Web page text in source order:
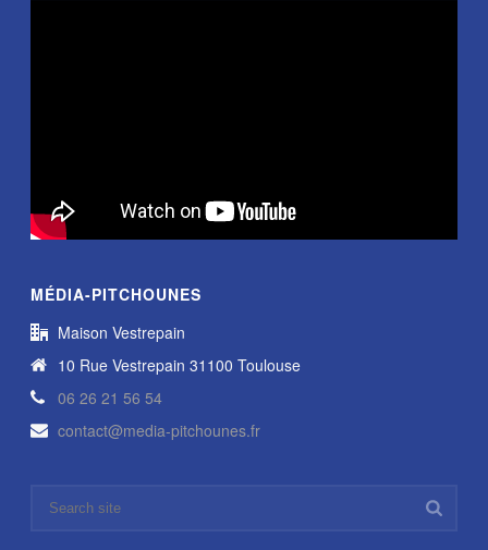
MÉDIA-PITCHOUNES
Maison Vestrepain
10 Rue Vestrepain 31100 Toulouse
06 26 21 56 54
contact@media-pitchounes.fr